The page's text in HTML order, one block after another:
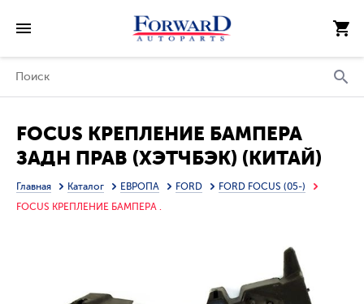
FOCUS КРЕПЛЕНИЕ БАМПЕРА
ЗАДН ПРАВ (ХЭТЧБЭК) (КИТАЙ)
Главная Каталог ЕВРОПА FORD
FORD FOCUS (05-)
FOCUS КРЕПЛЕНИЕ БАМПЕРА .